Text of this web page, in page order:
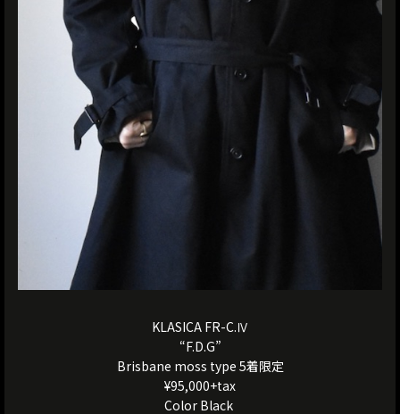
KLASICA FR-C.Ⅳ
“F.D.G”
Brisbane moss type 5着限定
¥95,000+tax
Color Black